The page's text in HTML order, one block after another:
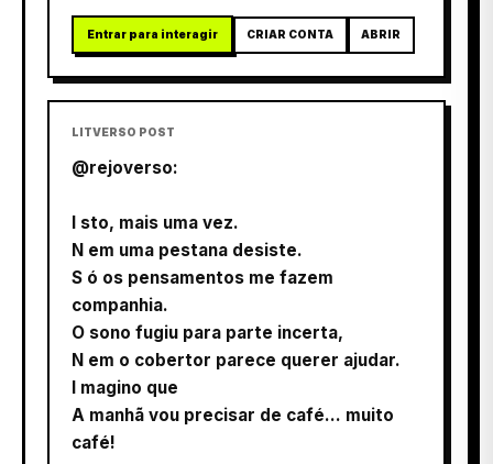
Entrar para interagir CRIAR CONTA ABRIR
LITVERSO POST
@rejoverso:
I sto, mais uma vez.
N em uma pestana desiste.
S ó os pensamentos me fazem
companhia.
O sono fugiu para parte incerta,
N em o cobertor parece querer ajudar.
I magino que
A manhã vou precisar de café... muito
café!